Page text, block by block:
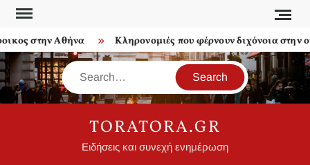
Skip
contentστην Αθήνα Κληρονομιές που φέρνουν διχόνοια στην
Search
TORATORA.GR
Ειδήσεις και συνεχή ενημέρωση